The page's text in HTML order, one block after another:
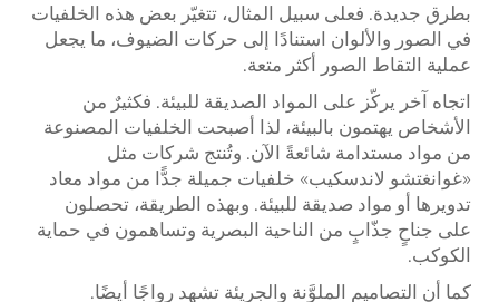
بطرق جديدة. فعلى سبيل المثال، تتغيّر بعض هذه الخلفيات
في الصور والألوان استنادًا إلى حركات الضيوف، ما يجعل
عملية التقاط الصور أكثر متعة.
اتجاه آخر يركّز على المواد الصديقة للبيئة. فكثيرٌ من
الأشخاص يهتمون بالبيئة، لذا أصبحت الخلفيات المصنوعة
من مواد مستدامة شائعةً الآن. وتُنتج شركات مثل
«غوانغتشو لاندسكيب» خلفيات جميلة جدًّا من مواد معاد
تدويرها أو مواد صديقة للبيئة. وبهذه الطريقة، تحصلون
على جناحٍ جذّابٍ من الناحية البصرية وتساهمون في حماية
الكوكب.
كما أن التصاميم الملوَّنة والجريئة تشهد رواجًا أيضًا.